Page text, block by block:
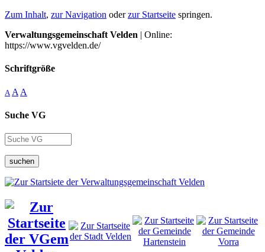
Zum Inhalt, zur Navigation oderzur Startseite springen.
Verwaltungsgemeinschaft Velden | Online:
https://www.vgvelden.de/
Schriftgröße
A A A
Suche VG
suchen